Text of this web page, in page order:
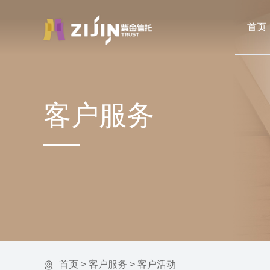
首页
客户服务
首页 > 客户服务 > 客户活动